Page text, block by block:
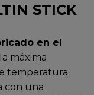
STICK
en el
máxima
temperatura
con una